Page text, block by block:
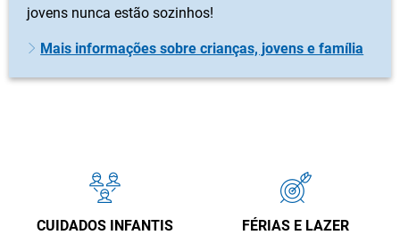
jovens nunca estão sozinhos!
Mais informações sobre crianças, jovens e família
CUIDADOS INFANTIS FÉRIAS E LAZER